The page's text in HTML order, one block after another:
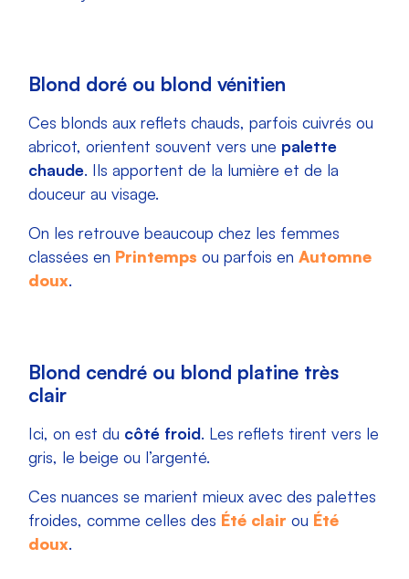
Blond doré ou blond vénitien
Ces blonds aux reflets chauds, parfois cuivrés ou
abricot, orientent souvent vers une palette
chaude. Ils apportent de la lumière et de la
douceur au visage.
On les retrouve beaucoup chez les femmes
classées en Printemps ou parfois enAutomne
doux.
Blond cendré ou blond platine très
clair
Ici, on est du côté froid. Les reflets tirent vers le
gris, le beige ou l’argenté.
Ces nuances se marient mieux avec des palettes
froides, comme celles des Été clair ou Été
doux.